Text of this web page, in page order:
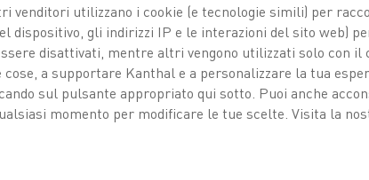
PER CHI SIAMO CENTRO DELLE
COME CERCARE
Digita una o più parole nel campo di ricerca e
della ricerca, un elenco di documenti contenenti
venditori utilizzano i cookie (e tecnologie simili) per
dispositivo, gli indirizzi IP e le interazioni del sito web)
disattivati, mentre altri vengono utilizzati solo con
a supportare Kanthal e a personalizzare la tua
sul pulsante appropriato qui sotto. Puoi anche
momento per modificare le tue scelte. Visita la